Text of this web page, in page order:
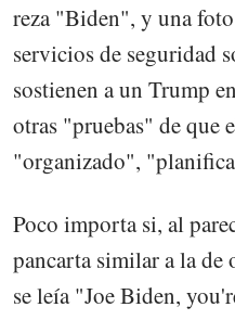
reza "Biden", y una
servicios de seguridad
sostienen a un Trump
otras "pruebas" de que
"organizado",
Poco importa si, al
pancarta similar a la de
se leía "Joe Biden,